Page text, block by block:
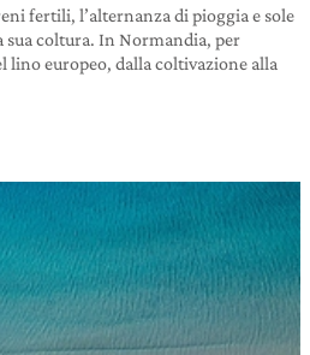
fertili, l’alternanza di pioggia e sole
sua coltura. In Normandia, per
lino europeo, dalla coltivazione alla